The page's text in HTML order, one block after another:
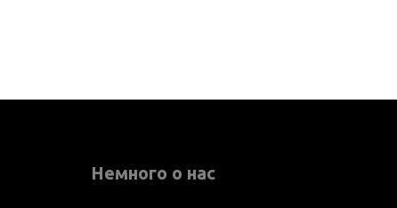
Немного о нас